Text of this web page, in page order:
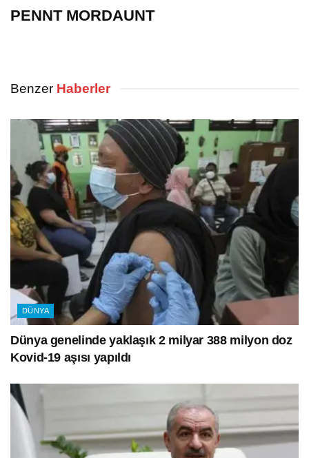
PENNT MORDAUNT
Benzer Haberler
DÜNYA
Dünya genelinde yaklaşık 2 milyar 388 milyon doz
Kovid-19 aşısı yapıldı